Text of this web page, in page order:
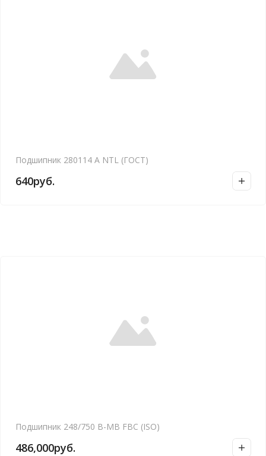
Подшипник 280114 А NTL (ГОСТ)
640руб.
Подшипник 248/750 B-MB FBC (ISO)
486,000руб.